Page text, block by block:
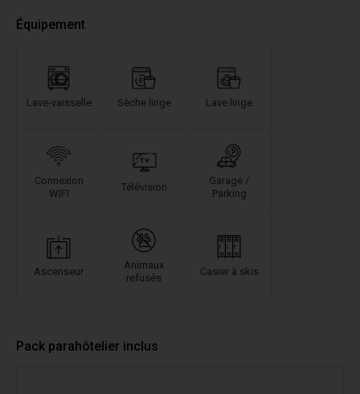
Équipement
Lave-vaisselle Sèche linge Lave linge
Connexion
WIFI
Télévision
Garage /
Parking
Ascenseur
Animaux
refusés
Casier à skis
Pack parahôtelier inclus